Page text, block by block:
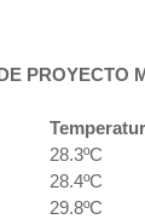
PROYECTO
28.3ºC
28.4ºC
29.8ºC